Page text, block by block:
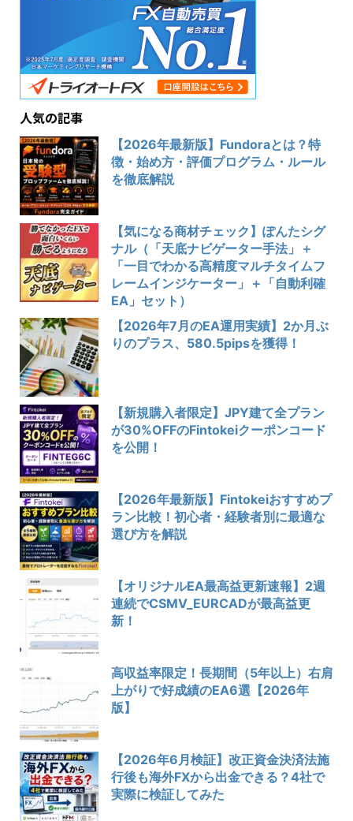
人気の記事
【2026年最新版】Fundoraとは？特
徴・始め方・評価プログラム・ルール
を徹底解説
【気になる商材チェック】ぽんたシグ
ナル（「天底ナビゲーター手法」＋
「一目でわかる高精度マルチタイムフ
レームインジケーター」＋「自動利確
EA」セット）
【2026年7月のEA運用実績】2か月ぶ
りのプラス、580.5pipsを獲得！
【新規購入者限定】JPY建て全プラン
が30%OFFのFintokeiクーポンコード
を公開！
【2026年最新版】Fintokeiおすすめプ
ラン比較！初心者・経験者別に最適な
選び方を解説
【オリジナルEA最高益更新速報】2週
連続でCSMV_EURCADが最高益更
新！
高収益率限定！長期間（5年以上）右肩
上がりで好成績のEA6選【2026年
版】
【2026年6月検証】改正資金決済法施
行後も海外FXから出金できる？4社で
実際に検証してみた